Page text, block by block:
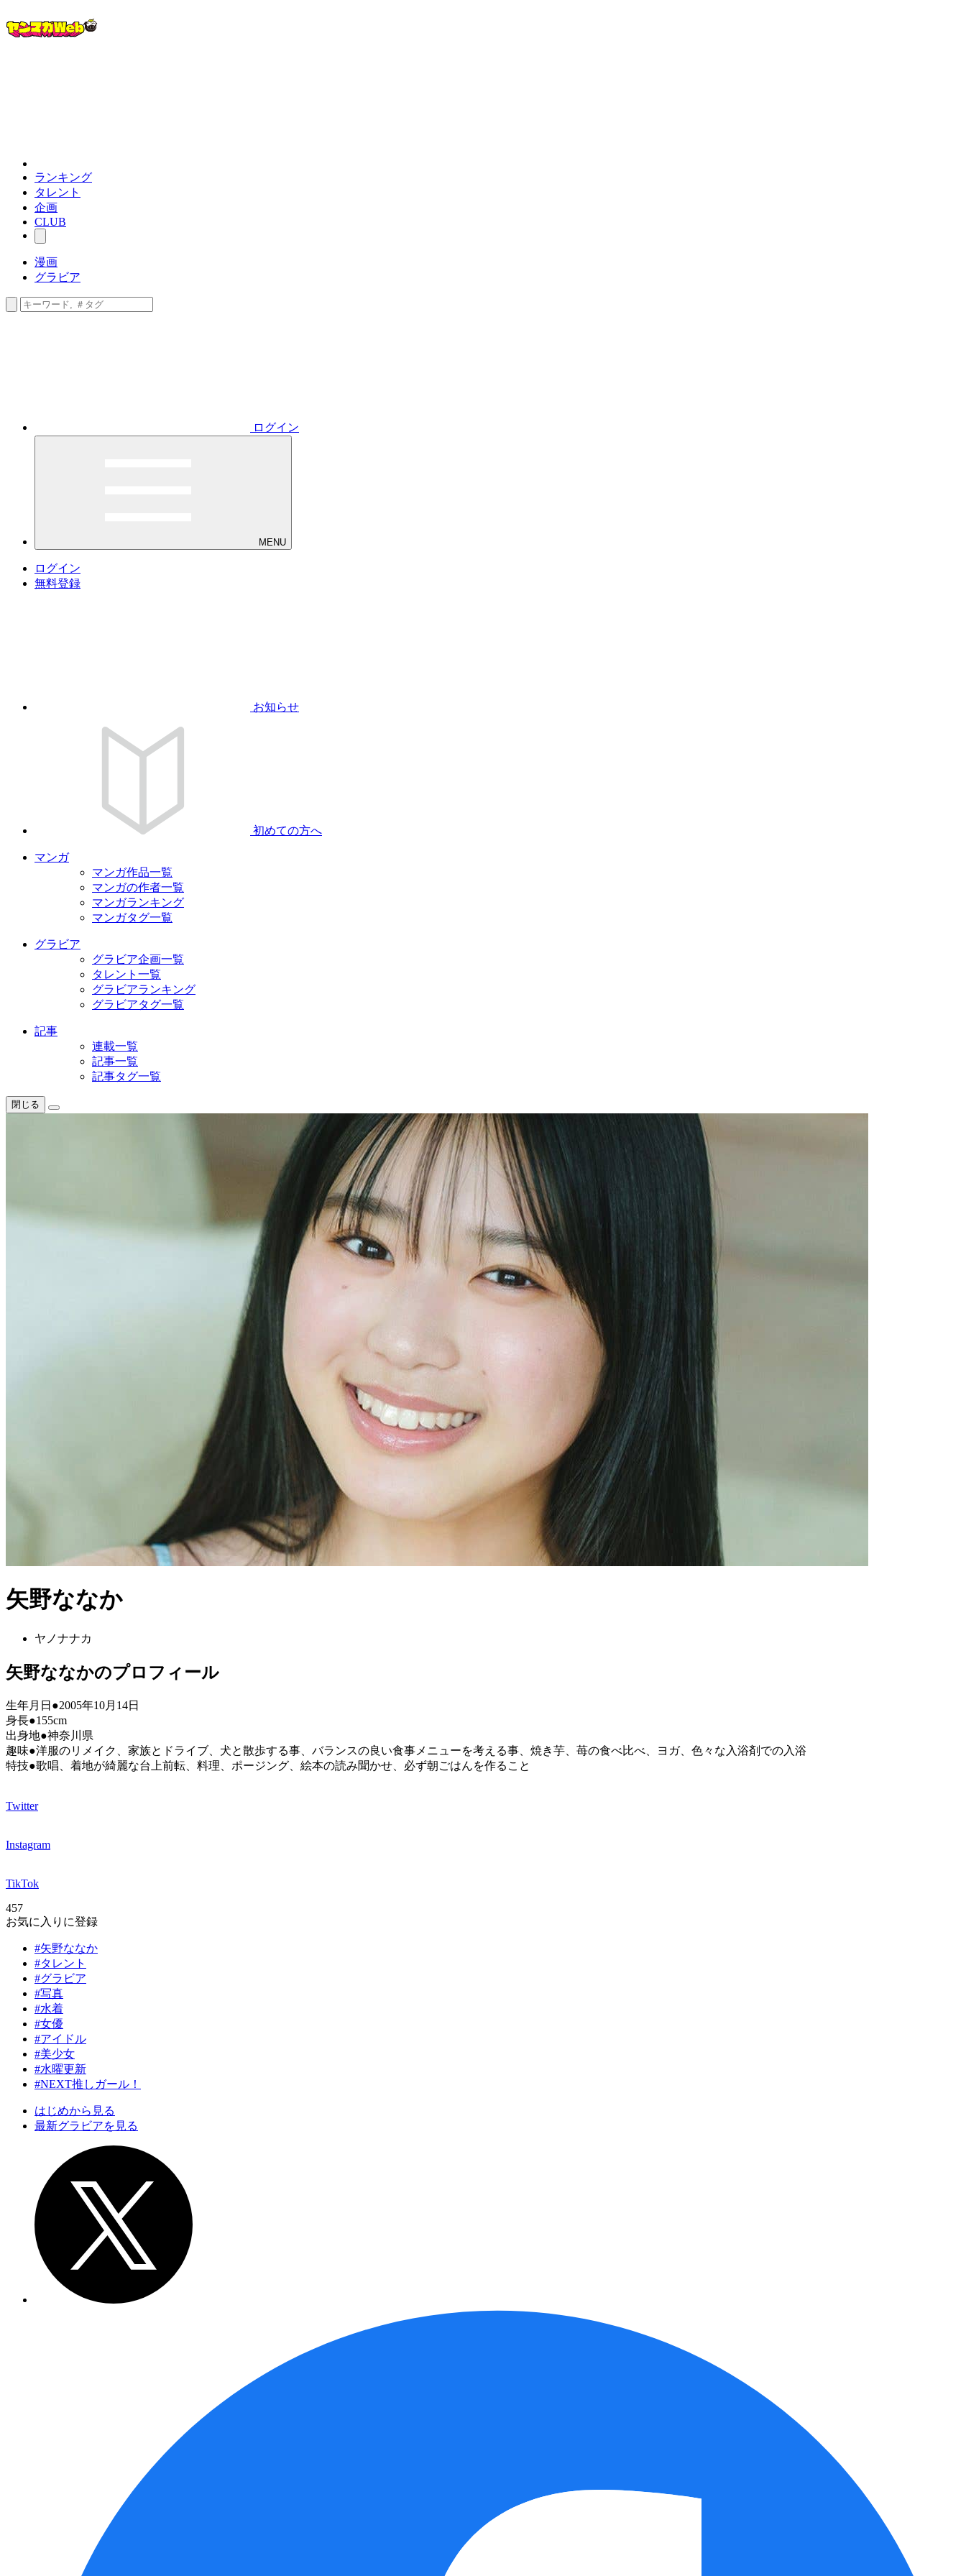
ランキング
タレント
企画
CLUB
漫画
グラビア
ログイン
MENU
ログイン
無料登録
お知らせ
初めての方へ
マンガ
マンガ作品一覧
マンガの作者一覧
マンガランキング
マンガタグ一覧
グラビア
グラビア企画一覧
タレント一覧
グラビアランキング
グラビアタグ一覧
記事
連載一覧
記事一覧
記事タグ一覧
閉じる
矢野ななか
ヤノナナカ
矢野ななかのプロフィール
生年月日●2005年10月14日
身長●155cm
出身地●神奈川県
趣味●洋服のリメイク、家族とドライブ、犬と散歩する事、バランスの良い食事メニューを考える事、焼き芋、苺の食べ比べ、ヨガ、色々な入浴剤での入浴
特技●歌唱、着地が綺麗な台上前転、料理、ポージング、絵本の読み聞かせ、必ず朝ごはんを作ること
Twitter
Instagram
TikTok
457
お気に入りに登録
#矢野ななか
#タレント
#グラビア
#写真
#水着
#女優
#アイドル
#美少女
#水曜更新
#NEXT推しガール！
はじめから見る
最新グラビアを見る